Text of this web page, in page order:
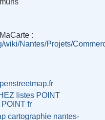
:
wiki/Nantes/Projets/
listes POINT
fr
cartographie nantes-